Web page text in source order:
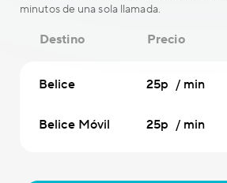
minutos de una sola llamada.
Destino Precio
Belice 25p / min
Belice Móvil 25p / min